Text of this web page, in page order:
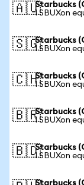
🇦🇺Starbucks
1 SBUXon
🇸🇬Starbucks
1 SBUXon
🇨🇭Starbucks
1 SBUXon
🇧🇷Starbucks
1 SBUXon
🇧🇩Starbucks
1 SBUXon
Starbucks